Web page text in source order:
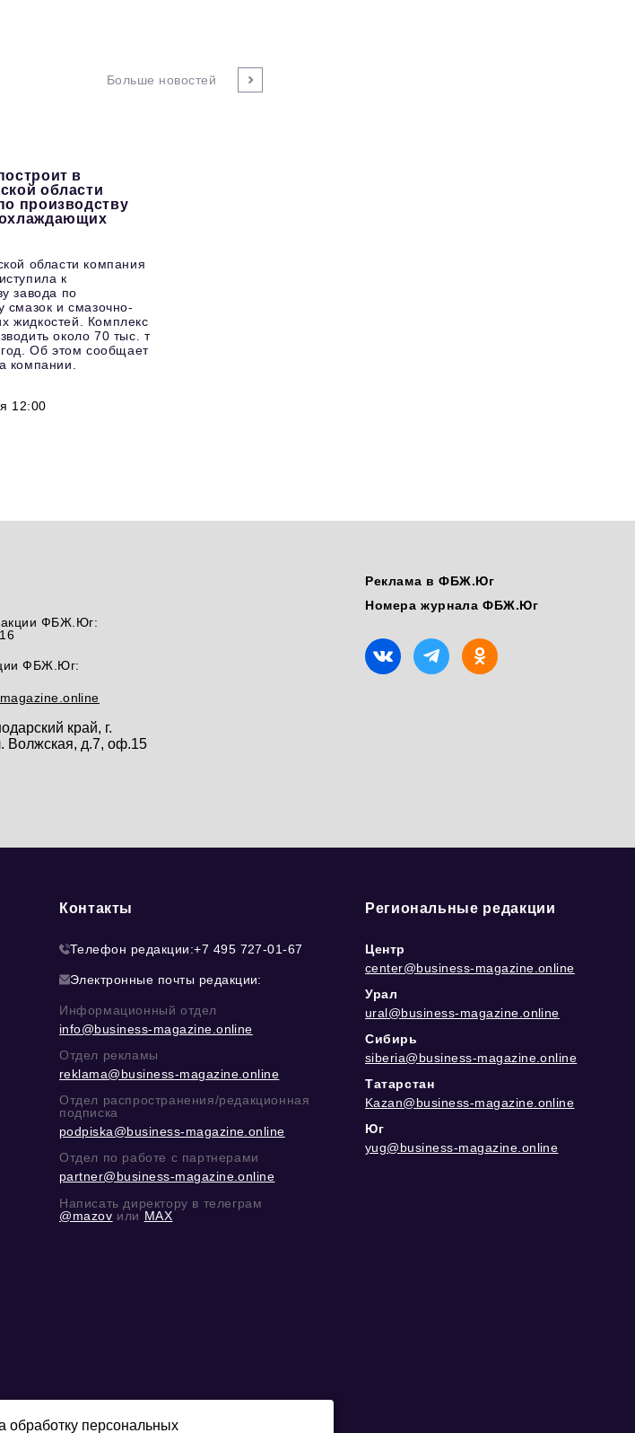
Больше новостей
в
области
производству
области компания
к
завода по
смазок и смазочно-
жидкостей. Комплекс
около 70 тыс. т
Об этом сообщает
компании.
12:00
ФБЖ.Юг:
ФБЖ.Юг:
край, г.
Волжская, д.7, оф.15
Реклама в ФБЖ.Юг
Номера журнала ФБЖ.Юг
Контакты
Телефон редакции:+7 495 727-01-67
Электронные почты редакции:
Информационный отдел
info@business-magazine.online
Отдел рекламы
reklama@business-magazine.online
Отдел распространения/редакционная
подписка
podpiska@business-magazine.online
Отдел по работе с партнерами
partner@business-magazine.online
Написать директору в телеграм
@mazov или MAX
Региональные редакции
Центр
center@business-magazine.online
Урал
ural@business-magazine.online
Сибирь
siberia@business-magazine.online
Татарстан
Kazan@business-magazine.online
Юг
yug@business-magazine.online
обработку персональных